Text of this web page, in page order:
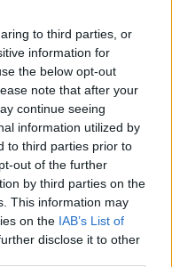
to third parties, or
information for
the below opt-out
note that after your
continue seeing
information utilized by
to third parties prior to
out of the further
by third parties on the
This information may
on the IAB’s List of
disclose it to other
i el lloc web en
vegada que comenti.